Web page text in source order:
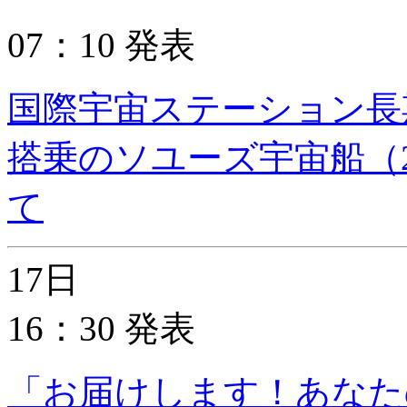
07：10 発表
国際宇宙ステーション
搭乗のソユーズ宇宙船
て
17日
16：30 発表
「お届けします！あな